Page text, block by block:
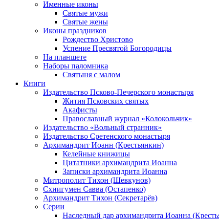
Именные иконы
Святые мужи
Святые жены
Иконы праздников
Рождество Христово
Успение Пресвятой Богородицы
На планшете
Наборы паломника
Святыня с малом
Книги
Издательство Псково-Печерского монастыря
Жития Псковских святых
Акафисты
Православный журнал «Колокольчик»
Издательство «Вольный странник»
Издательство Сретенского монастыря
Архимандрит Иоанн (Крестьянкин)
Келейные книжицы
Цитатники архимандрита Иоанна
Записки архимандрита Иоанна
Митрополит Тихон (Шевкунов)
Схиигумен Савва (Остапенко)
Архимандрит Тихон (Секретарёв)
Серии
Наследный дар архимандрита Иоанна